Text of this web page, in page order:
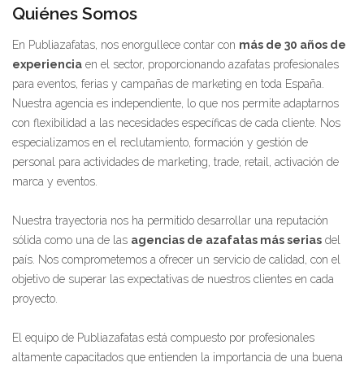
Quiénes Somos
En Publiazafatas, nos enorgullece contar con más de 30 años de
experiencia en el sector, proporcionando azafatas profesionales
para eventos, ferias y campañas de marketing en toda España.
Nuestra agencia es independiente, lo que nos permite adaptarnos
con flexibilidad a las necesidades específicas de cada cliente. Nos
especializamos en el reclutamiento, formación y gestión de
personal para actividades de marketing, trade, retail, activación de
marca y eventos.
Nuestra trayectoria nos ha permitido desarrollar una reputación
sólida como una de las agencias de azafatas más serias del
país. Nos comprometemos a ofrecer un servicio de calidad, con el
objetivo de superar las expectativas de nuestros clientes en cada
proyecto.
El equipo de Publiazafatas está compuesto por profesionales
altamente capacitados que entienden la importancia de una buena